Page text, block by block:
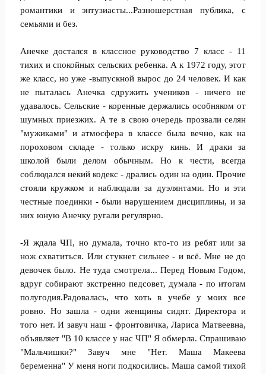
романтики и энтузиасты...Разношерстная публика, с
семьями и без.
Анечке достался в классное руководство 7 класс - 11
тихих и спокойных сельских ребенка. А к 1972 году, этот
же класс, но уже -выпускной вырос до 24 человек. И как
не пыталась Анечка сдружить учеников - ничего не
удавалось. Сельские - коренные держались особняком от
шумных приезжих. А те в свою очередь прозвали селян
"мужиками" и атмосфера в классе была вечно, как на
пороховом складе - только искру кинь. И драки за
школой были делом обычным. Но к чести, всегда
соблюдался некий кодекс - дрались один на один. Прочие
стояли кружком и наблюдали за дуэлянтами. Но и эти
честные поединки - были нарушением дисциплины, и за
них юную Анечку ругали регулярно.
-Я ждала ЧП, но думала, точно кто-то из ребят или за
нож схватиться. Или стукнет сильнее - и всё. Мне не до
девочек было. Не туда смотрела... Перед Новым Годом,
вдруг собирают экстренно педсовет, думала - по итогам
полугодия.Радовалась, что хоть в учебе у моих все
ровно. Но зашла - одни женщины сидят. Директора и
того нет. И завуч наш - фронтовичка, Лариса Матвеевна,
объявляет "В 10 классе у нас ЧП" Я обмерла. Спрашиваю
"Мальчишки?" Завуч мне "Нет. Маша Макеева
беременна" У меня ноги подкосились. Маша самой тихой